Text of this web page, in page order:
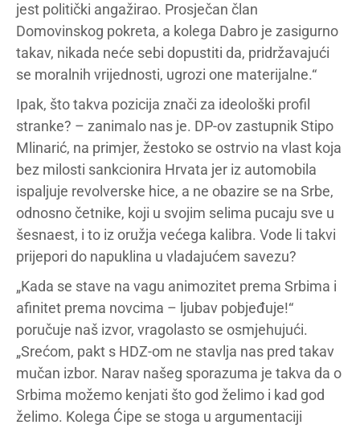
jest politički angažirao. Prosječan član
Domovinskog pokreta, a kolega Dabro je zasigurno
takav, nikada neće sebi dopustiti da, pridržavajući
se moralnih vrijednosti, ugrozi one materijalne.“
Ipak, što takva pozicija znači za ideološki profil
stranke? – zanimalo nas je. DP-ov zastupnik Stipo
Mlinarić, na primjer, žestoko se ostrvio na vlast koja
bez milosti sankcionira Hrvata jer iz automobila
ispaljuje revolverske hice, a ne obazire se na Srbe,
odnosno četnike, koji u svojim selima pucaju sve u
šesnaest, i to iz oružja većega kalibra. Vode li takvi
prijepori do napuklina u vladajućem savezu?
„Kada se stave na vagu animozitet prema Srbima i
afinitet prema novcima – ljubav pobjeđuje!“
poručuje naš izvor, vragolasto se osmjehujući.
„Srećom, pakt s HDZ-om ne stavlja nas pred takav
mučan izbor. Narav našeg sporazuma je takva da o
Srbima možemo kenjati što god želimo i kad god
želimo. Kolega Ćipe se stoga u argumentaciji